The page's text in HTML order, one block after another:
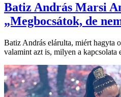
Batiz András Marsi
„Megbocsátok, de
Batiz András elárulta, miért hagyta
valamint azt is, milyen a